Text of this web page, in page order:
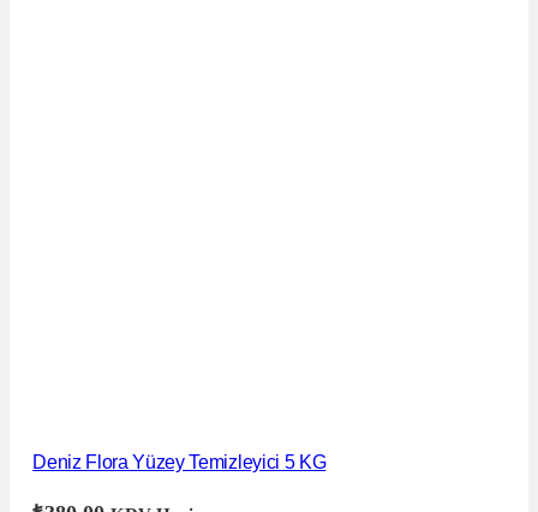
Deniz Flora Yüzey Temizleyici 5 KG